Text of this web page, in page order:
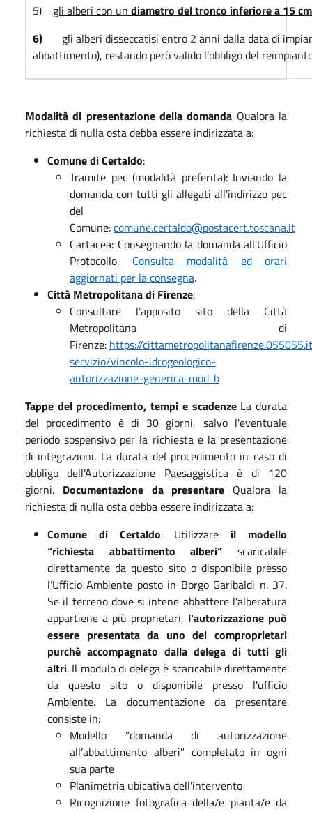
5) gli alberi con un diametro del tronco inferiore a 15 cm
6) gli alberi disseccatisi entro 2 anni dalla data di
abbattimento), restando però valido l’obbligo del
Modalità di presentazione della domanda Qualora la
richiesta di nulla osta debba essere indirizzata a:
Comune di Certaldo:
Tramite pec (modalità preferita): Inviando la
domanda con tutti gli allegati all'indirizzo pec
del
Comune:comune.certaldo@postacert.toscana.it
Cartacea: Consegnando la domanda all'Ufficio
Protocollo. Consulta modalità ed orari
aggiornati per la consegna.
Città Metropolitana di Firenze:
Consultare l’apposito sito della Città
Metropolitana di
Firenze: https://
servizio/vincolo-idrogeologico-
autorizzazione-generica-mod-b
Tappe del procedimento, tempi e scadenzeLa durata
del procedimento è di 30 giorni, salvo l'eventuale
periodo sospensivo per la richiesta e la presentazione
di integrazioni. La durata del procedimento in caso di
obbligo dell’Autorizzazione Paesaggistica è di 120
giorni. Documentazione da presentare Qualora la
richiesta di nulla osta debba essere indirizzata a:
Comune di Certaldo: Utilizzare il modello
“richiesta abbattimento alberi” scaricabile
direttamente da questo sito o disponibile presso
l’Ufficio Ambiente posto in Borgo Garibaldi n. 37.
Se il terreno dove si intene abbattere l'alberatura
appartiene a più proprietari, l'autorizzazione può
essere presentata da uno dei comproprietari
purchè accompagnato dalla delega di tutti gli
altri. Il modulo di delega è scaricabile direttamente
da questo sito o disponibile presso l'ufficio
Ambiente. La documentazione da presentare
consiste in:
Modello “domanda di autorizzazione
all’abbattimento alberi” completato in ogni
sua parte
Planimetria ubicativa dell'intervento
Ricognizione fotografica della/e pianta/e da